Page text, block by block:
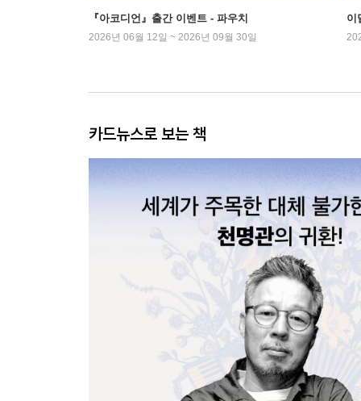
『아코디언』출간 이벤트 - 파우치
2026년 06월 12일 ~ 2026년 09월 30일
이
카드뉴스로 보는 책